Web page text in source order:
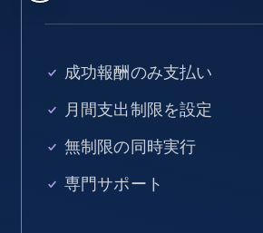
15.3K+ 2.2K+ 無料
Linkedin job listings information
new jobs by keyword
Company id, Job location, Job
成功報酬のみ支払い
月間支出制限を設定
無制限の同時実行
専門サポート